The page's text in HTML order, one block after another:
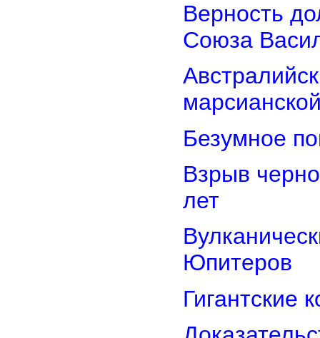
Верность
Союза
Безумное
Взрыв
лет
Юпитеров
Гигантские